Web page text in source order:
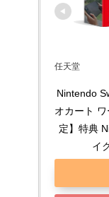
任天堂
Nintendo
オカート
定】特典
イ